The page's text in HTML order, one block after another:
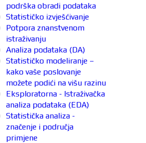
podrška obradi podataka
Statističko izvješćivanje
Potpora znanstvenom
istraživanju
Analiza podataka (DA)
Statističko modeliranje –
kako vaše poslovanje
možete podići na višu razinu
Eksploratorna - Istraživačka
analiza podataka (EDA)
Statistička analiza -
značenje i područja
primjene